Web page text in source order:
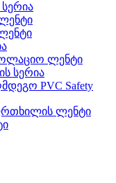
ლენტი
სერია
PVC Safety
ლენტი